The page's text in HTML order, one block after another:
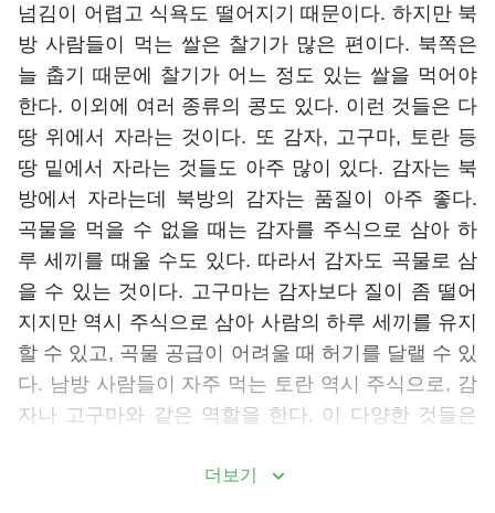
넘김이 어렵고 식욕도 떨어지기 때문이다. 하지만 북
방 사람들이 먹는 쌀은 찰기가 많은 편이다. 북쪽은
늘 춥기 때문에 찰기가 어느 정도 있는 쌀을 먹어야
한다. 이외에 여러 종류의 콩도 있다. 이런 것들은 다
땅 위에서 자라는 것이다. 또 감자, 고구마, 토란 등
땅 밑에서 자라는 것들도 아주 많이 있다. 감자는 북
방에서 자라는데 북방의 감자는 품질이 아주 좋다.
곡물을 먹을 수 없을 때는 감자를 주식으로 삼아 하
루 세끼를 때울 수도 있다. 따라서 감자도 곡물로 삼
을 수 있는 것이다. 고구마는 감자보다 질이 좀 떨어
지지만 역시 주식으로 삼아 사람의 하루 세끼를 유지
할 수 있고, 곡물 공급이 어려울 때 허기를 달랠 수 있
다. 남방 사람들이 자주 먹는 토란 역시 주식으로, 감
자나 고구마와 같은 역할을 한다. 이 다양한 것들은
곡물로 호떡, 찐빵, 국수, 쌀밥, 쌀국수 등을 만든다.
더보기